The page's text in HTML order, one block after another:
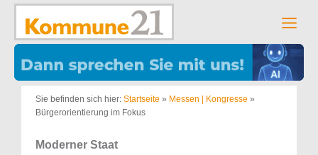
Zum
springen
Sie befinden sich hier: Startseite » Messen | Kongresse »
Bürgerorientierung im Fokus
Moderner Staat